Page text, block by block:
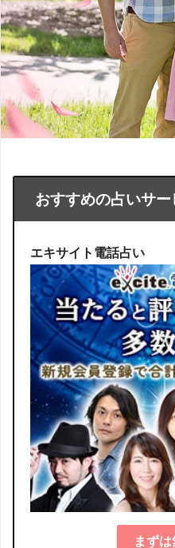
おすすめの占いサ
エキサイト電話占い
まず